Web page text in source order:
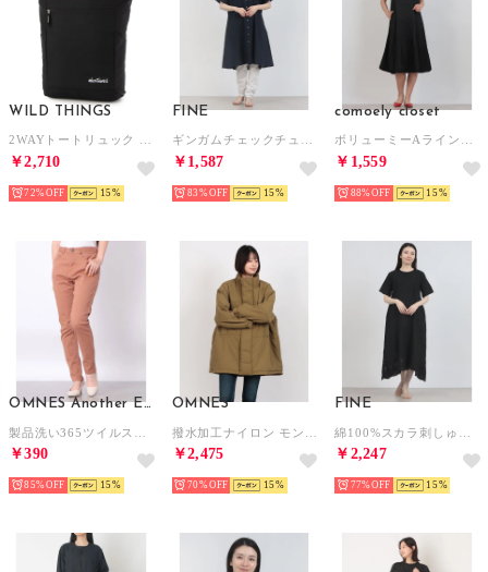
WILD THINGS
2WAYトートリュック （BLACK）
￥2,710
72% 15
FINE
ギンガムチェックチュニックワンピース （ブルー黒）
￥1,587
83% 15
comoely closet
ボリューミーAラインワンピース （ブラック）
￥1,559
88% 15
OMNES Another Edition
￥390
85% 15
OMNES
￥2,475
70% 15
FINE
￥2,247
77% 15